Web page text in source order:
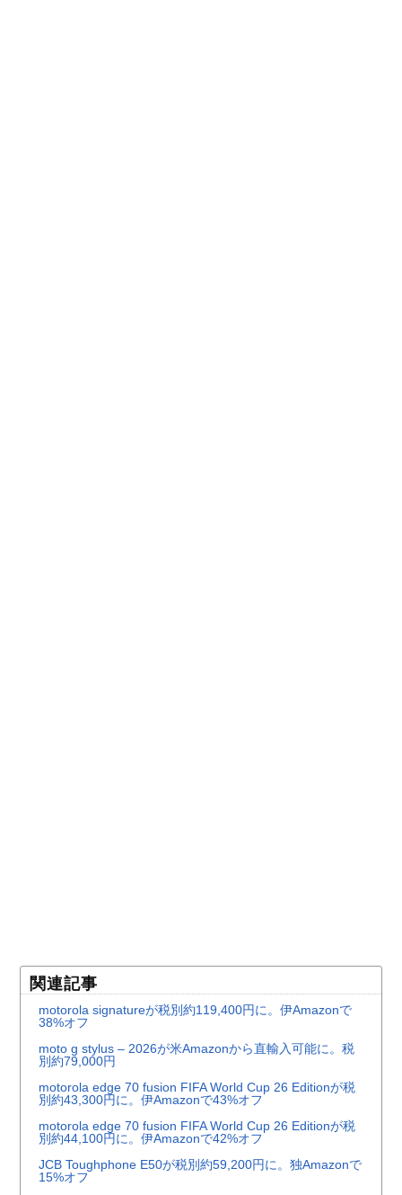
関連記事
motorola signatureが税別約119,400円に。伊Amazonで
38%オフ
moto g stylus – 2026が米Amazonから直輸入可能に。税
別約79,000円
motorola edge 70 fusion FIFA World Cup 26 Editionが税
別約43,300円に。伊Amazonで43%オフ
motorola edge 70 fusion FIFA World Cup 26 Editionが税
別約44,100円に。伊Amazonで42%オフ
JCB Toughphone E50が税別約59,200円に。独Amazonで
15%オフ